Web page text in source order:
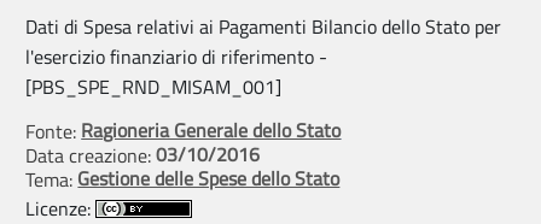
Dati di Spesa relativi ai Pagamenti Bilancio dello Stato per
l'esercizio finanziario di riferimento -
[PBS_SPE_RND_MISAM_001]
Fonte: Ragioneria Generale dello Stato
Data creazione:03/10/2016
Tema: Gestione delle Spese dello Stato
Licenze: